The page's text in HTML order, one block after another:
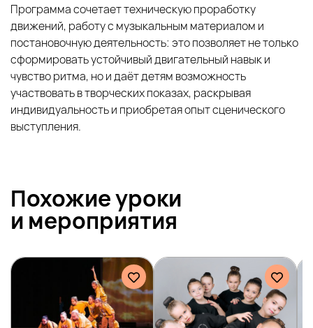
Программа сочетает техническую проработку
движений, работу с музыкальным материалом и
постановочную деятельность: это позволяет не только
сформировать устойчивый двигательный навык и
чувство ритма, но и даёт детям возможность
участвовать в творческих показах, раскрывая
индивидуальность и приобретая опыт сценического
выступления.
Похожие уроки
и мероприятия